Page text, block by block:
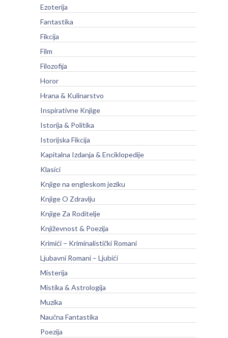
Ezoterija
Fantastika
Fikcija
Film
Filozofija
Horor
Hrana & Kulinarstvo
Inspirativne Knjige
Istorija & Politika
Istorijska Fikcija
Kapitalna Izdanja & Enciklopedije
Klasici
Knjige na engleskom jeziku
Knjige O Zdravlju
Knjige Za Roditelje
Književnost & Poezija
Krimići – Kriminalistički Romani
Ljubavni Romani – Ljubići
Misterija
Mistika & Astrologija
Muzika
Naučna Fantastika
Poezija